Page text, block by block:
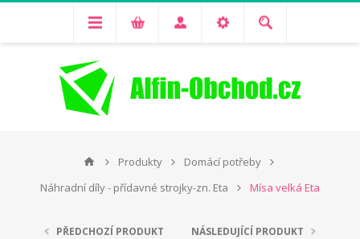
Produkty
Domácí potřeby
Náhradní díly - přídavné strojky-zn. Eta
Mísa velká Eta
PŘEDCHOZÍ PRODUKT NÁSLEDUJÍCÍ PRODUKT